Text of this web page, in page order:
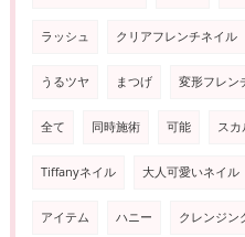
ラッシュ クリアフレンチネイル
うるツヤ まつげ 変形フレン
全て 同時施術 可能 ス
Tiffanyネイル 大人可愛いネイル
アイテム ハニー クレンジン